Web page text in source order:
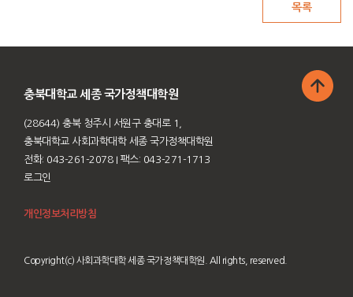
충북대학교 세종 국가정책대학원
(28644) 충북 청주시 서원구 충대로 1,
충북대학교 사회과학대학 세종 국가정책대학원
전화: 043-261-2078 I 팩스: 043-271-1713
로그인
개인정보처리방침
Copyright(c) 사회과학대학 세종 국가정책대학원. All rights, reserved.